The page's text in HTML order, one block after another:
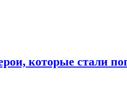
которые стали